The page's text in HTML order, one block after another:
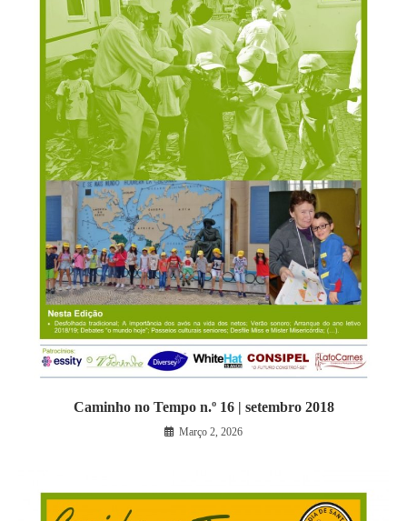
Caminho no Tempo n.º 16 | setembro 2018
Março 2, 2026